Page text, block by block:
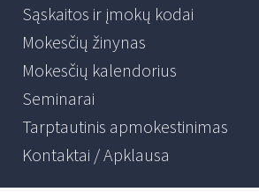
Sąskaitos ir įmokų kodai
Mokesčių žinynas
Mokesčių kalendorius
Seminarai
Tarptautinis apmokestinimas
Kontaktai / Apklausa